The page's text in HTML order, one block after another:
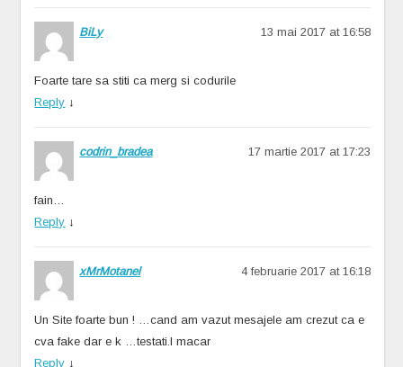
BiLy 13 mai 2017 at 16:58
Foarte tare sa stiti ca merg si codurile
Reply ↓
codrin_bradea 17 martie 2017 at 17:23
fain…
Reply ↓
xMrMotanel 4 februarie 2017 at 16:18
Un Site foarte bun ! …cand am vazut mesajele am crezut ca e
cva fake dar e k …testati.l macar
Reply ↓